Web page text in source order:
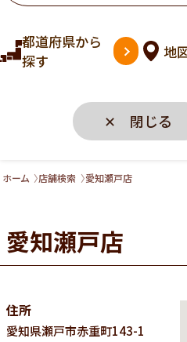
都道府県から
探す
地
✕ 閉じる
ホーム 店舗検索 愛知瀬戸店
愛知瀬戸店
住所
愛知県瀬戸市赤重町143-1